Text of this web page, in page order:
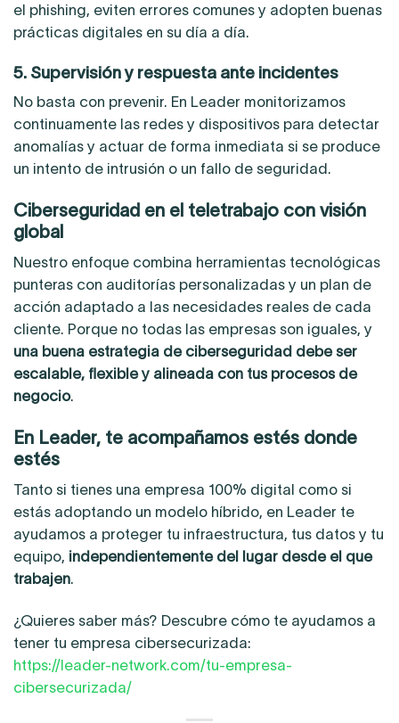
el phishing, eviten errores comunes y adopten buenas
prácticas digitales en su día a día.
5. Supervisión y respuesta ante incidentes
No basta con prevenir. En Leader monitorizamos
continuamente las redes y dispositivos para detectar
anomalías y actuar de forma inmediata si se produce
un intento de intrusión o un fallo de seguridad.
Ciberseguridad en el teletrabajo con visión
global
Nuestro enfoque combina herramientas tecnológicas
punteras con auditorías personalizadas y un plan de
acción adaptado a las necesidades reales de cada
cliente. Porque no todas las empresas son iguales, y
una buena estrategia de ciberseguridad debe ser
escalable, flexible y alineada con tus procesos de
negocio.
En Leader, te acompañamos estés donde
estés
Tanto si tienes una empresa 100% digital como si
estás adoptando un modelo híbrido, en Leader te
ayudamos a proteger tu infraestructura, tus datos y tu
equipo, independientemente del lugar desde el que
trabajen.
¿Quieres saber más? Descubre cómo te ayudamos a
tener tu empresa cibersecurizada:
https://leader-network.com/tu-empresa-
cibersecurizada/